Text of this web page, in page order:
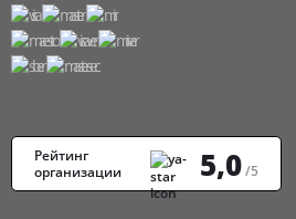
Рейтинг
организации
5,0/5